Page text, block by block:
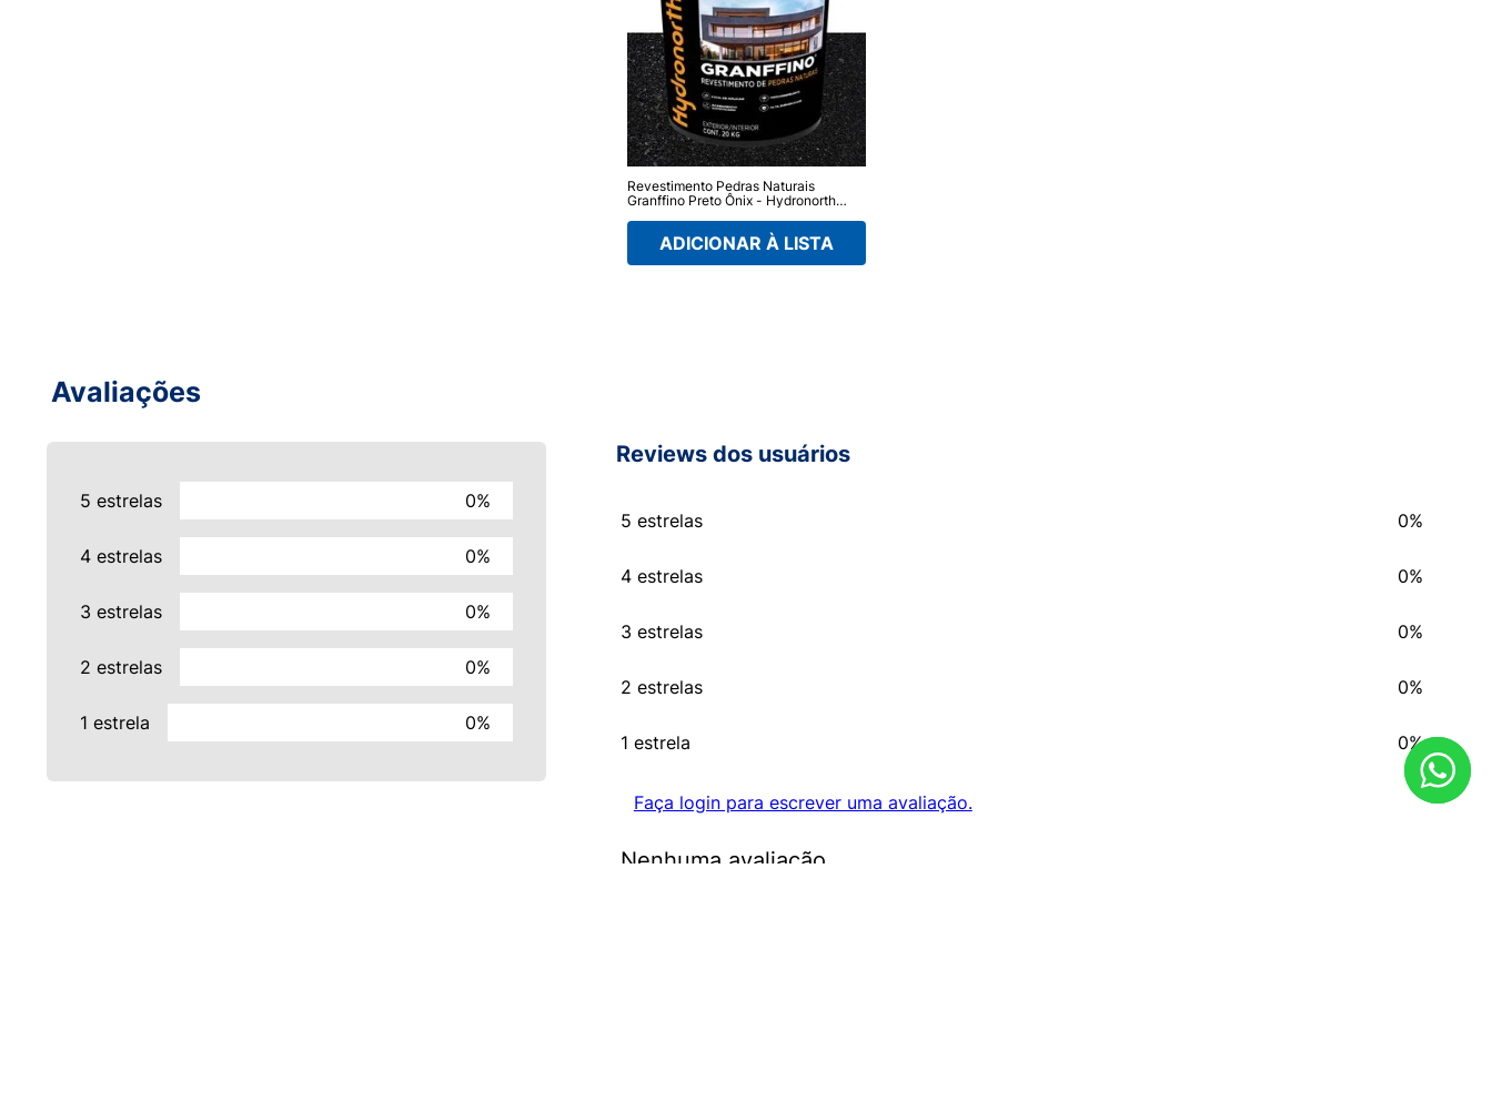
Revestimento Pedras Naturais
Granffino Preto Ônix - Hydronorth
ADICIONAR À LISTA
Avaliações
5 estrelas 0%
4 estrelas 0%
3 estrelas 0%
2 estrelas 0%
1 estrela 0%
Reviews dos usuários
5 estrelas 0%
4 estrelas 0%
3 estrelas 0%
2 estrelas 0%
1 estrela 0%
Faça login para escrever uma avaliação.
Nenhuma avaliação